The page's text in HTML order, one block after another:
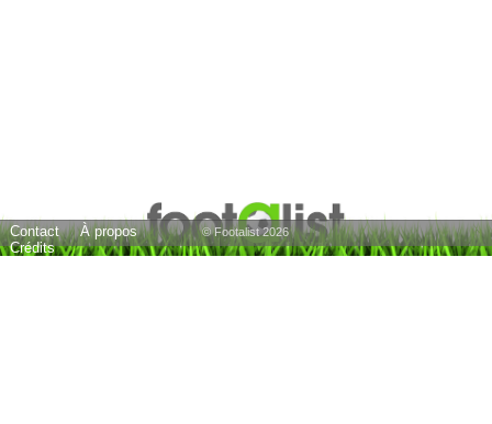
Contact
À propos
Crédits
© Footalist 2026